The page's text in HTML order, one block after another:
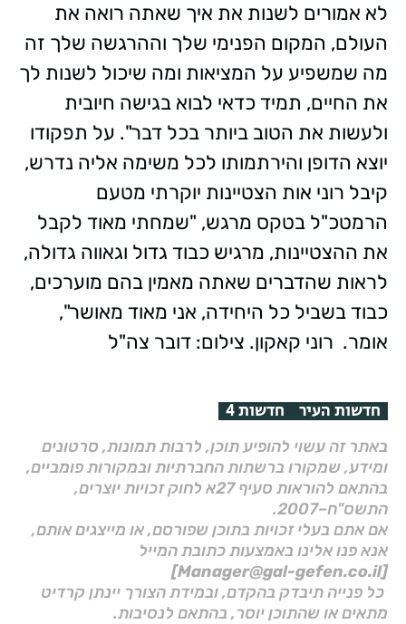
לא אמורים לשנות את איך שאתה רואה את
העולם, המקום הפנימי שלך וההרגשה שלך זה
מה שמשפיע על המציאות ומה שיכול לשנות לך
את החיים, תמיד כדאי לבוא בגישה חיובית
ולעשות את הטוב ביותר בכל דבר". על תפקודו
יוצא הדופן והירתמותו לכל משימה אליה נדרש,
קיבל רוני אות הצטיינות יוקרתי מטעם
הרמטכ"ל בטקס מרגש, "שמחתי מאוד לקבל
את ההצטיינות, מרגיש כבוד גדול וגאווה גדולה,
לראות שהדברים שאתה מאמין בהם מוערכים,
כבוד בשביל כל היחידה, אני מאוד מאושר",
אומר. רוני קאקון. צילום: דובר צה"ל
חדשות העיר חדשות 4
באתר זה עשוי להופיע תוכן, לרבות תמונות, סרטונים
ומידע, שמקורו ברשתות החברתיות ובמקורות פומביים,
בהתאם להוראות סעיף 27א לחוק זכויות יוצרים,
התשס"ח–2007.
אם אתם בעלי זכויות בתוכן שפורסם, או מייצגים אותם,
אנא פנו אלינו באמצעות כתובת המייל
[Manager@gal-gefen.co.il]
כל פנייה תיבדק בהקדם, ובמידת הצורך יינתן קרדיט
מתאים או שהתוכן יוסר, בהתאם לנסיבות.